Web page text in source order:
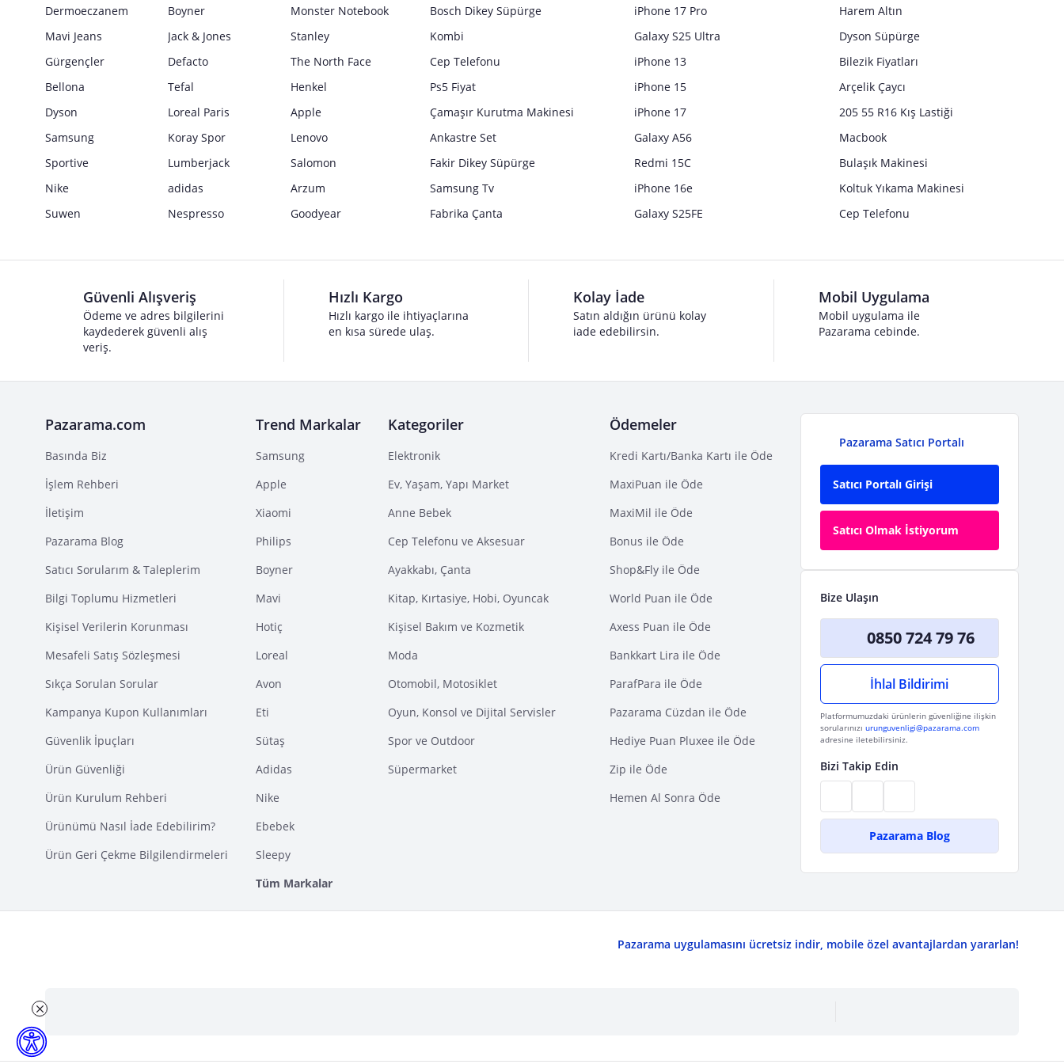
Dermoeczanem
Boyner
Monster Notebook
Mavi Jeans
Jack & Jones
Stanley
Gürgençler
Defacto
The North Face
Bellona
Tefal
Henkel
Dyson
Loreal Paris
Apple
Samsung
Koray Spor
Lenovo
Sportive
Lumberjack
Salomon
Nike
adidas
Arzum
Suwen
Nespresso Goodyear
Bosch Dikey Süpürge
Kombi
Cep Telefonu
Ps5 Fiyat
Çamaşır Kurutma Makinesi
Ankastre Set
Fakir Dikey Süpürge
Samsung Tv
Fabrika Çanta
iPhone 17 Pro
Galaxy S25 Ultra
iPhone 13
iPhone 15
iPhone 17
Galaxy A56
Redmi 15C
iPhone 16e
Galaxy S25FE
Harem Altın
Dyson Süpürge
Bilezik Fiyatları
Arçelik Çaycı
205 55 R16 Kış Lastiği
Macbook
Bulaşık Makinesi
Koltuk Yıkama Makinesi
Cep Telefonu
Güvenli Alışveriş
Ödeme ve adres bilgilerini
kaydederek güvenli alış
veriş.
Hızlı Kargo
Hızlı kargo ile ihtiyaçlarına
en kısa sürede ulaş.
Kolay İade
Satın aldığın ürünü kolay
iade edebilirsin.
Mobil Uygulama
Mobil uygulama ile
Pazarama cebinde.
Pazarama.com
Basında Biz
İşlem Rehberi
İletişim
Pazarama Blog
Satıcı Sorularım & Taleplerim
Bilgi Toplumu Hizmetleri
Kişisel Verilerin Korunması
Mesafeli Satış Sözleşmesi
Sıkça Sorulan Sorular
Kampanya Kupon Kullanımları
Güvenlik İpuçları
Ürün Güvenliği
Ürün Kurulum Rehberi
Ürünümü Nasıl İade Edebilirim?
Ürün Geri Çekme Bilgilendirmeleri
Trend Markalar
Samsung
Apple
Xiaomi
Philips
Boyner
Mavi
Hotiç
Loreal
Avon
Eti
Sütaş
Adidas
Nike
Ebebek
Sleepy
Tüm Markalar
Kategoriler
Elektronik
Ev, Yaşam, Yapı Market
Anne Bebek
Cep Telefonu ve Aksesuar
Ayakkabı, Çanta
Kitap, Kırtasiye, Hobi, Oyuncak
Kişisel Bakım ve Kozmetik
Moda
Otomobil, Motosiklet
Oyun, Konsol ve Dijital Servisler
Spor ve Outdoor
Süpermarket
Ödemeler
Kredi Kartı/Banka Kartı ile Öde
MaxiPuan ile Öde
MaxiMil ile Öde
Bonus ile Öde
Shop&Fly ile Öde
World Puan ile Öde
Axess Puan ile Öde
Bankkart Lira ile Öde
ParafPara ile Öde
Pazarama Cüzdan ile Öde
Hediye Puan Pluxee ile Öde
Zip ile Öde
Hemen Al Sonra Öde
Pazarama Satıcı Portalı
Satıcı Portalı Girişi
Satıcı Olmak İstiyorum
Bize Ulaşın
0850 724 79 76
İhlal Bildirimi
Platformumuzdaki ürünlerin güvenliğine ilişkin
sorularınızı urunguvenligi@pazarama.com
adresine iletebilirsiniz.
Bizi Takip Edin
Pazarama Blog
Pazarama uygulamasını ücretsiz indir, mobile özel avantajlardan yararlan!